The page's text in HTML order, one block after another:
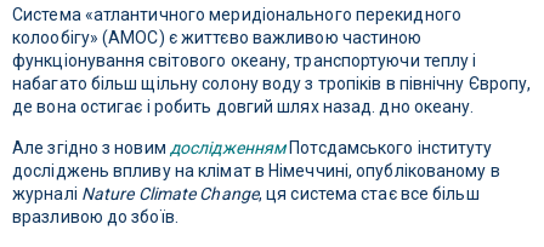
Система «атлантичного меридіонального перекидного
колообігу» (AMOC) є життєво важливою частиною
функціонування світового океану, транспортуючи теплу і
набагато більш щільну солону воду з тропіків в північну Європу,
де вона остигає і робить довгий шлях назад. дно океану.
Але згідно з новим дослідженнямПотсдамського інституту
досліджень впливу на клімат в Німеччині, опублікованому в
журналі Nature Climate Change, ця система стає все більш
вразливою до збоїв.